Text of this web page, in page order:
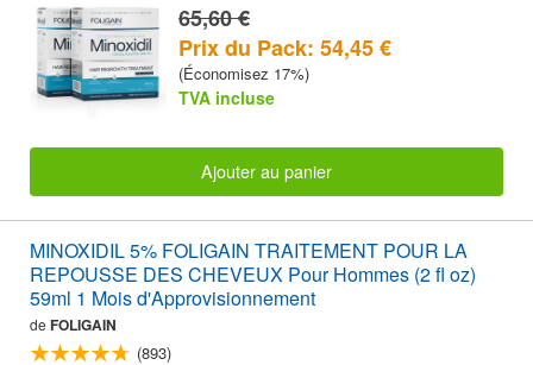
65,60 €
Prix du Pack: 54,45 €
(Économisez 17%)
TVA incluse
Ajouter au panier
MINOXIDIL 5% FOLIGAIN TRAITEMENT POUR LA
REPOUSSE DES CHEVEUX Pour Hommes (2 fl oz)
59ml 1 Mois d'Approvisionnement
de FOLIGAIN
(893)